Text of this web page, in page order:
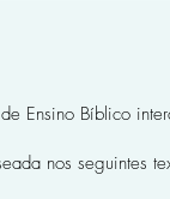
Ensino Bíblico
nos seguintes